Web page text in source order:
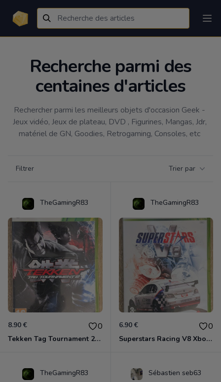
Recherche parmi des
centaines d'articles
Rechercher parmi les meilleurs objets d'occasion Geek -
Jeux vidéo, Jeux de plateau, DVD , Figurines, Mangas, Jdr,
matériel de GN, Goodies, Retrogaming, Consoles, etc
Filtrer Trier par
TheGamingR83
8.90 € 0
Tekken Tag Tournament 2 Xbox 360
TheGamingR83
6.90 € 0
Superstars Racing V8 Xbox 360
TheGamingR83 Sébastien seb63